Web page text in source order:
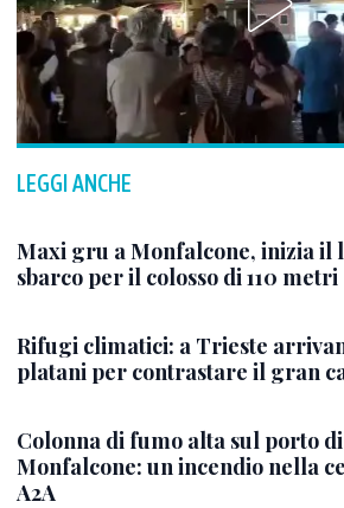
LEGGI ANCHE
Maxi gru a Monfalcone, inizia il
sbarco per il colosso di 110 metri
Rifugi climatici: a Trieste
platani per contrastare il gran
Colonna di fumo alta sul porto di
Monfalcone: un incendio nella
A2A